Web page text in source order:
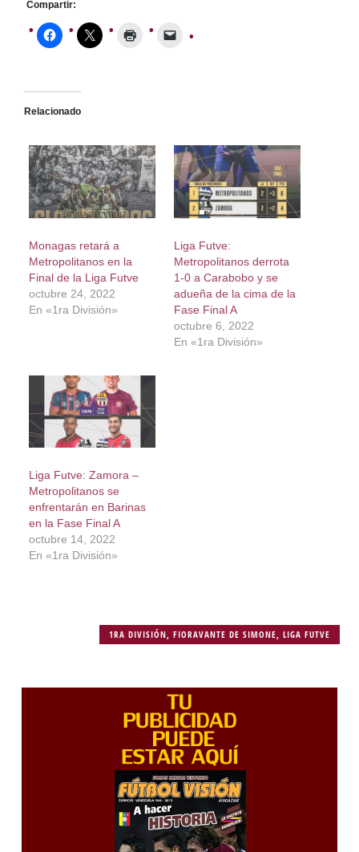
Compartir:
Relacionado
Monagas retará a
Metropolitanos en la
Final de la Liga Futve
octubre 24, 2022
En «1ra División»
Liga Futve:
Metropolitanos derrota
1-0 a Carabobo y se
adueña de la cima de la
Fase Final A
octubre 6, 2022
En «1ra División»
Liga Futve: Zamora –
Metropolitanos se
enfrentarán en Barinas
en la Fase Final A
octubre 14, 2022
En «1ra División»
1RA DIVISIÓN,FIORAVANTE DE SIMONE,LIGA FUTVE